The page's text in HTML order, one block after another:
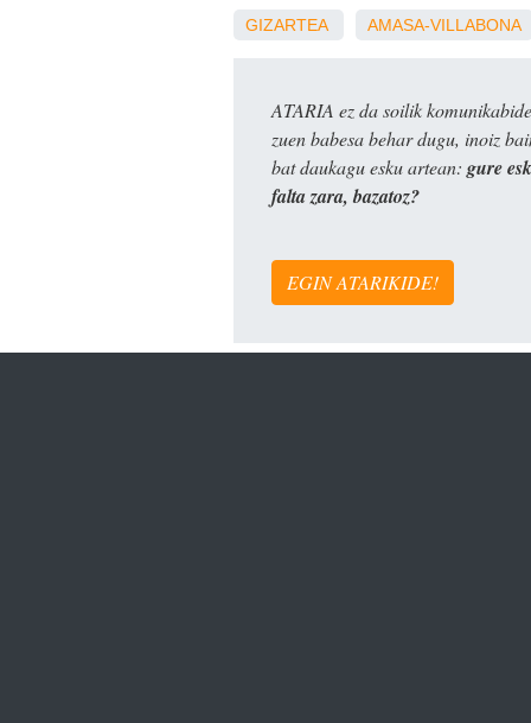
GIZARTEA AMASA-VILLABONA
ATARIA ez da soilik
zuen babesa behar dugu, inoiz
bat daukagu esku artean: gure
falta zara, bazatoz?
EGIN ATARIKIDE!